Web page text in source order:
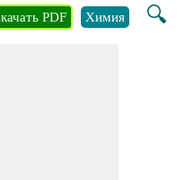
🔍
PDF Химия